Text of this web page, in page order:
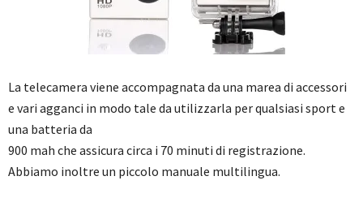
La telecamera viene accompagnata da una marea di accessori
e vari agganci in modo tale da utilizzarla per qualsiasi sport e
una batteria da
900 mah che assicura circa i 70 minuti di registrazione.
Abbiamo inoltre un piccolo manuale multilingua.